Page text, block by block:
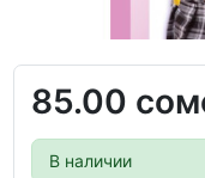
85.00
В наличии